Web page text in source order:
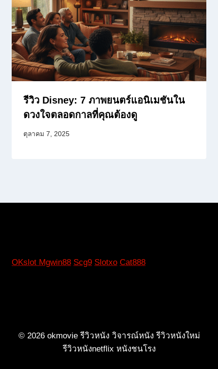
รีวิว Disney: 7 ภาพยนตร์แอนิเมชันใน
ดวงใจตลอดกาลที่คุณต้องดู
ตุลาคม 7, 2025
OKslot Mgwin88 Scg9 Slotxo Cat888
© 2026 okmovie รีวิวหนัง วิจารณ์หนัง รีวิวหนังใหม่
รีวิวหนังnetflix หนังชนโรง